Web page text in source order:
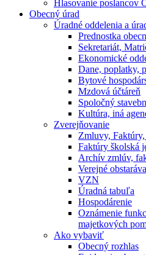
Hlasovanie poslancov
Obecný úrad
Úradné oddelenia a
Prednostka
Sekretariát,
Ekonomické
Dane, poplatky,
Bytové
Mzdová účtáreň
Spoločný
Kultúra, iná
Zverejňovanie
Zmluvy,
Faktúry školská
Archív zmlúv,
Verejné
VZN
Úradná tabuľa
Hospodárenie
Oznámenie
majetkových
Ako vybaviť
Obecný rozhlas